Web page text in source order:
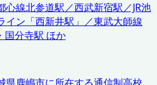
心線北参道駅／西武新宿駅／JR池
イン「西新井駅」／東武大師線
国分寺駅 ほか